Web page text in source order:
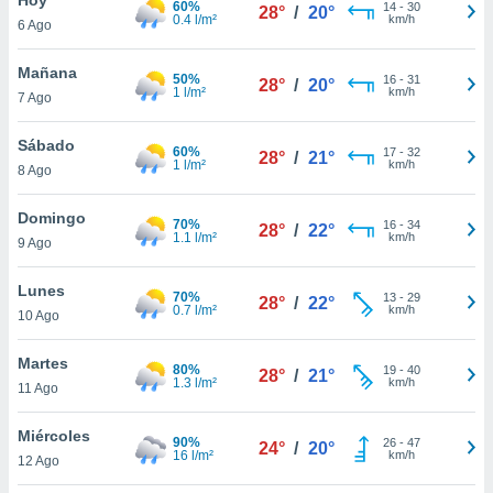
en
más
nuestra
de
cookies
aceptar
6 Ago
60%
0.4 l/m²
28° / 20° 14- 30
km/h
Mañana
7 Ago
50%
1 l/m²
28° / 20° 16- 31
km/h
Sábado
8 Ago
60%
1 l/m²
28° / 21° 17- 32
km/h
Domingo
9 Ago
70%
1.1 l/m²
28° / 22° 16- 34
km/h
Lunes
10 Ago
70%
0.7 l/m²
28° / 22° 13- 29
km/h
Martes
11 Ago
80%
1.3 l/m²
28° / 21° 19- 40
km/h
Miércoles
12 Ago
90%
16 l/m²
24° / 20° 26- 47
km/h